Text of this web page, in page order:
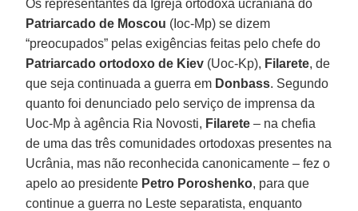
Os representantes da Igreja ortodoxa ucraniana do
Patriarcado de Moscou (Ioc-Mp) se dizem
“preocupados” pelas exigências feitas pelo chefe do
Patriarcado ortodoxo de Kiev (Uoc-Kp), Filarete, de
que seja continuada a guerra em Donbass. Segundo
quanto foi denunciado pelo serviço de imprensa da
Uoc-Mp à agência Ria Novosti, Filarete – na chefia
de uma das três comunidades ortodoxas presentes na
Ucrânia, mas não reconhecida canonicamente – fez o
apelo ao presidente Petro Poroshenko, para que
continue a guerra no Leste separatista, enquanto